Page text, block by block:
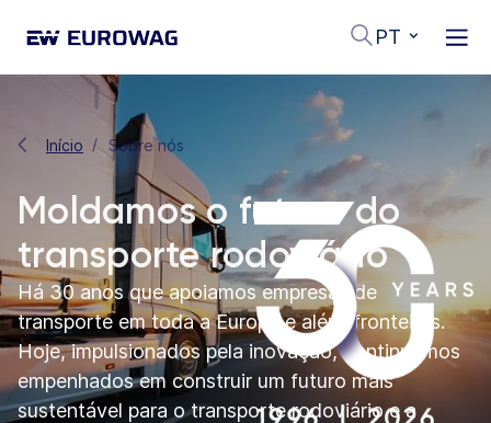
PT
Início Sobre nós
Moldamos o futuro do
transporte rodoviário
Há 30 anos que apoiamos empresas de
transporte em toda a Europa e além-fronteiras.
Hoje, impulsionados pela inovação, continuamos
empenhados em construir um futuro mais
sustentável para o transporte rodoviário e a